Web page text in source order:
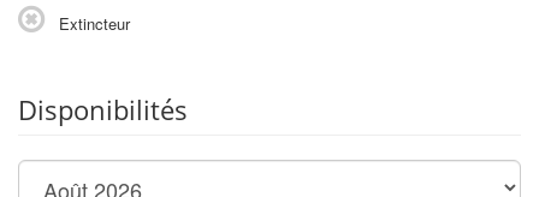
Extincteur
Disponibilités